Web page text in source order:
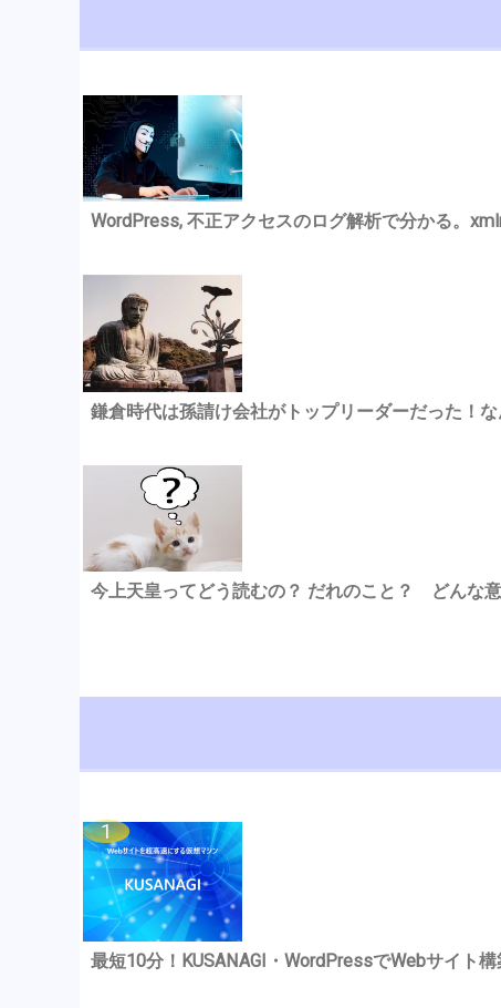
WordPress, 不正アクセスのログ解析で分かる。
鎌倉時代は孫請け会社がトップリーダーだった！
今上天皇ってどう読むの？ だれのこと？ どんな
最短10分！KUSANAGI・WordPressでWebサイト構